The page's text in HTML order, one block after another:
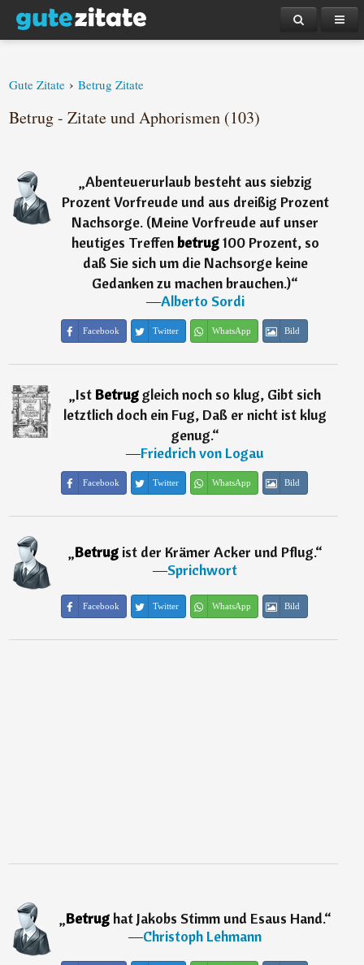
Gute Zitate › Betrug Zitate
Betrug - Zitate und Aphorismen (103)
„Abenteuerurlaub besteht aus siebzig
Prozent Vorfreude und aus dreißig Prozent
Nachsorge. (Meine Vorfreude auf unser
heutiges Treffenbetrug100 Prozent, so
daß Sie sich um die Nachsorge keine
Gedanken zu machen brauchen.)“
―Alberto Sordi
Facebook Twitter WhatsApp Bild
„Ist Betruggleich noch so klug, Gibt sich
letztlich doch ein Fug, Daß er nicht ist klug
genug.“
―Friedrich von Logau
Facebook Twitter WhatsApp Bild
„Betrug ist der Krämer Acker und Pflug.“
―Sprichwort
Facebook Twitter WhatsApp Bild
„Betrug hat Jakobs Stimm und Esaus Hand.“
―Christoph Lehmann